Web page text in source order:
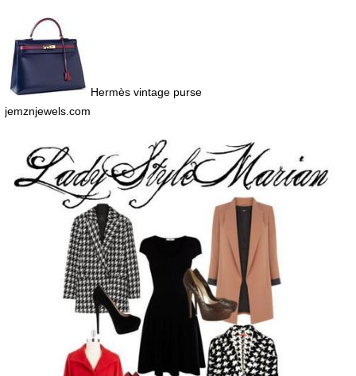
Hermès vintage purse
jemznjewels.com